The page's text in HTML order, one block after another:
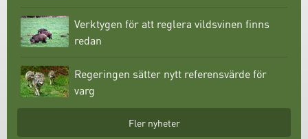
Verktygen för att reglera vildsvinen finns
redan
Regeringen sätter nytt referensvärde för
varg
Fler nyheter